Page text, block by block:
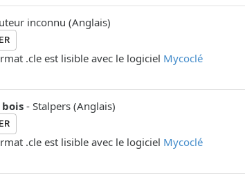
inconnu (Anglais)
.cle est lisible avec le logiciel Mycoclé
- Stalpers (Anglais)
.cle est lisible avec le logiciel Mycoclé